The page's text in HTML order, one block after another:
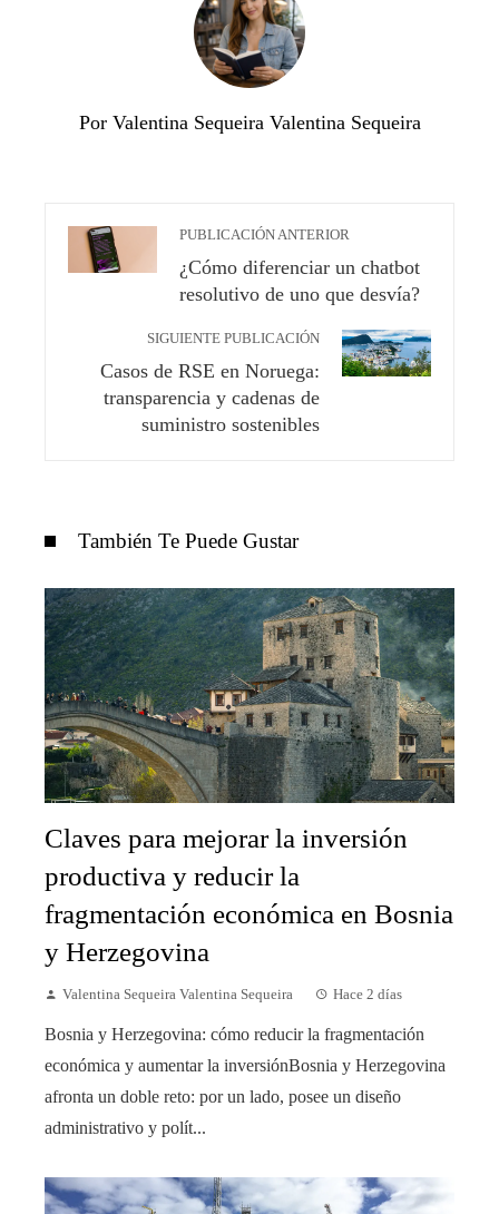
Por Valentina Sequeira Valentina Sequeira
PUBLICACIÓN ANTERIOR
¿Cómo diferenciar un chatbot
resolutivo de uno que desvía?
SIGUIENTE PUBLICACIÓN
Casos de RSE en Noruega:
transparencia y cadenas de
suministro sostenibles
También Te Puede Gustar
Claves para mejorar la inversión
productiva y reducir la
fragmentación económica en Bosnia
y Herzegovina
Valentina Sequeira Valentina Sequeira Hace 2 días
Bosnia y Herzegovina: cómo reducir la fragmentación
económica y aumentar la inversiónBosnia y Herzegovina
afronta un doble reto: por un lado, posee un diseño
administrativo y polít...